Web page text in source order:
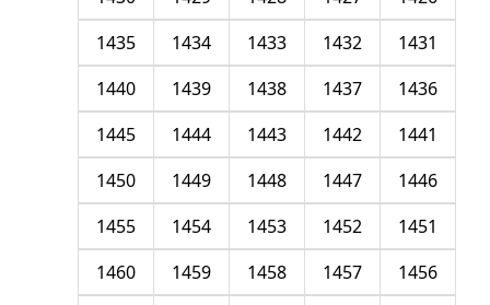
1431
1432
1433
1434
1435
1436
1437
1438
1439
1440
1441
1442
1443
1444
1445
1446
1447
1448
1449
1450
1451
1452
1453
1454
1455
1456
1457
1458
1459
1460